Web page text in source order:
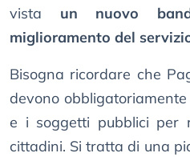
vista un nuovo
miglioramento del
Bisogna ricordare che
devono
e i soggetti pubblici per
cittadini. Si tratta di una